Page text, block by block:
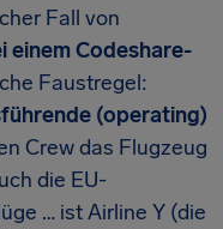
Fall von
einem Codeshare-
Faustregel:
(operating)
Crew das Flugzeug
die EU-
… ist Airline Y (die